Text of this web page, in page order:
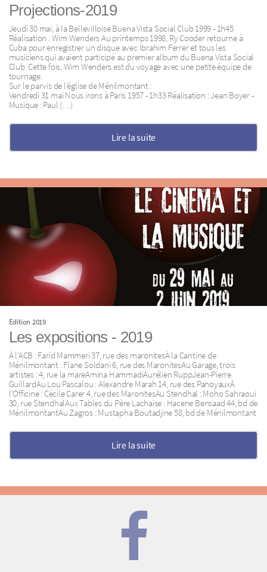
Projections-2019
Jeudi 30 mai, à la Bellevilloise Buena Vista Social Club 1999 - 1h45
Réalisation : Wim Wenders Au printemps 1998, Ry Cooder retourne à
Cuba pour enregistrer un disque avec Ibrahim Ferrer et tous les
musiciens qui avaient participé au premier album du Buena Vista Social
Club. Cette fois, Wim Wenders est du voyage avec une petite équipe de
tournage.
Sur le parvis de l’église de Ménilmontant :
Vendredi 31 mai Nous irons à Paris 1957 - 1h33 Réalisation : Jean Boyer -
Musique : Paul (…)
Lire la suite
Edition 2019
Les expositions - 2019
À l’ACB : Farid Mammeri 37, rue des maronitesÀ la Cantine de
Ménilmontant : Flane Soldani 6, rue des MaronitesAu Garage, trois
artistes : 4, rue la mareAmina HammadiAurélien RuppJean-Pierre
GuillardAu Lou Pascalou : Alexandre Marah 14, rue des PanoyauxÀ
l’Officine : Cécile Carer 4, rue des MaronitesAu Stendhal : Moho Sahraoui
30, rue StendhalAux Tables du Père Lachaise : Hacene Bensaad 44, bd de
MénilmontantAu Zagros : Mustapha Boutadjine 58, bd de Ménilmontant
Lire la suite